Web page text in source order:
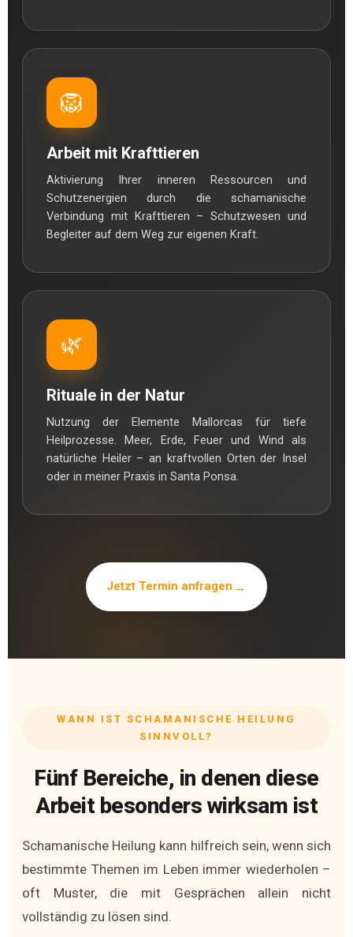
🦁
Arbeit mit Krafttieren
Aktivierung Ihrer inneren Ressourcen und
Schutzenergien durch die schamanische
Verbindung mit Krafttieren – Schutzwesen und
Begleiter auf dem Weg zur eigenen Kraft.
🌿
Rituale in der Natur
Nutzung der Elemente Mallorcas für tiefe
Heilprozesse. Meer, Erde, Feuer und Wind als
natürliche Heiler – an kraftvollen Orten der Insel
oder in meiner Praxis in Santa Ponsa.
Jetzt Termin anfragen
WANN IST SCHAMANISCHE HEILUNG
SINNVOLL?
Fünf Bereiche, in denen diese
Arbeit besonders wirksam ist
Schamanische Heilung kann hilfreich sein, wenn sich
bestimmte Themen im Leben immer wiederholen –
oft Muster, die mit Gesprächen allein nicht
vollständig zu lösen sind.